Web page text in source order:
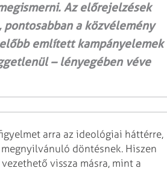
Az előrejelzések
a közvélemény
említett kampányelemek
– lényegében véve
arra az ideológiai háttérre,
döntésnek. Hiszen
vissza másra, mint a